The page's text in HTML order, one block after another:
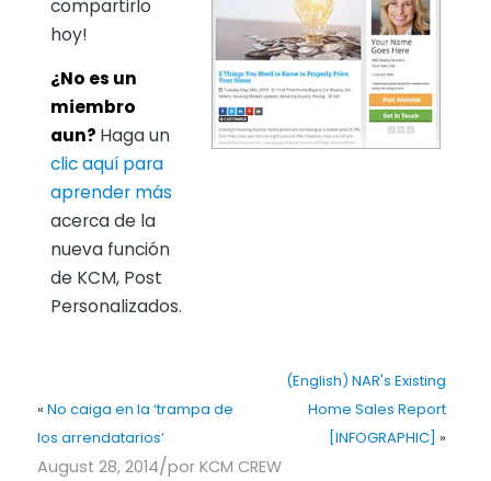
compartirlo
hoy!
¿No es un
miembro
aun? Haga un
clic aquí para
aprender más
acerca de la
nueva función
de KCM, Post
Personalizados.
« No caiga en la ‘trampa de
los arrendatarios’
(English) NAR's Existing
Home Sales Report
[INFOGRAPHIC] »
August 28, 2014/por KCM CREW